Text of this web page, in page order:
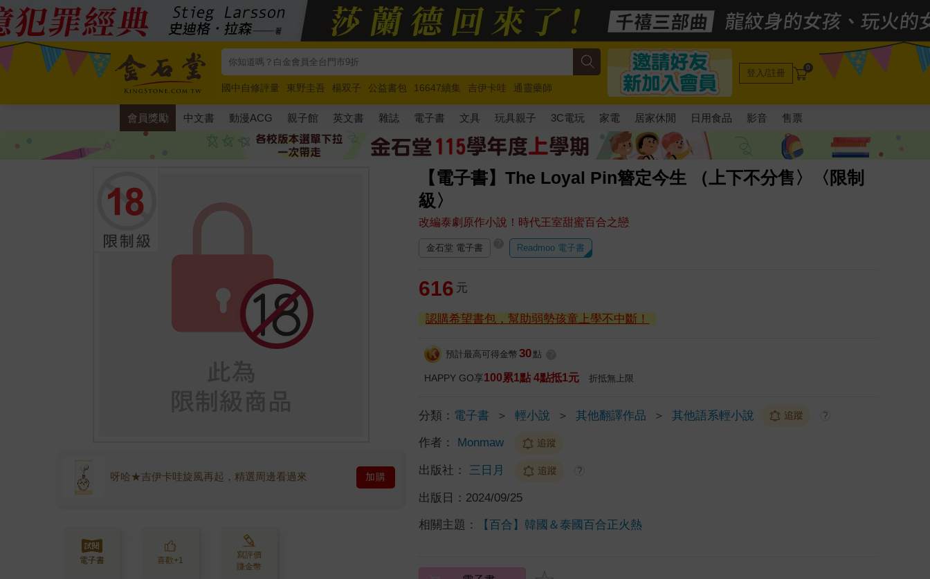
國中自修評量 東野圭吾 楊双子 公益書包 16647續集 吉伊卡哇
通靈藥師
唯紅花綻放
奧德賽 路邊攤新作 馬斯克 玩具總動員5 超慢跑
登入/註冊 0
會員獎勵 中文書 動漫ACG 親子館 英文書 雜誌 電子書 文具 玩具親子 3C電玩 家電 居家休閒 日用食品 影音 售票
【電子書】The Loyal Pin簪定今生 （上下不分售〉〈限制
級〉
改編泰劇原作小說！時代王室甜蜜百合之戀
呀哈★吉伊卡哇旋風再起，精選周邊看過來 加購
電子書 喜歡+1
寫評價
賺金幣
金石堂 電子書 Readmoo 電子書
616 元
認購希望書包，幫助弱勢孩童上學不中斷！
預計最高可得金幣 30 點
HAPPY GO享100累1點 4點抵1元 折抵無上限
分類： 電子書 ＞ 輕小說 ＞ 其他翻譯作品 ＞ 其他語系輕小說 追蹤 ?
作者： Monmaw 追蹤
出版社： 三日月 追蹤 ?
出版日： 2024/09/25
相關主題： 【百合】韓國＆泰國百合正火熱